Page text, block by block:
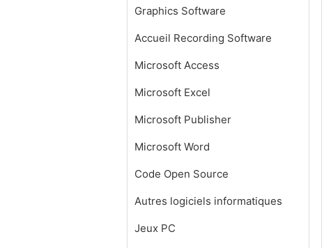
Graphics Software
Accueil Recording Software
Microsoft Access
Microsoft Excel
Microsoft Publisher
Microsoft Word
Code Open Source
Autres logiciels informatiques
Jeux PC